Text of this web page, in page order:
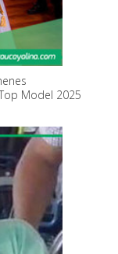
Model 2025